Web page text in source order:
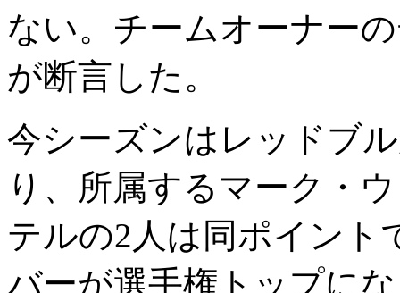
ない。チームオーナー
が断言した。
今シーズンはレッドブ
り、所属するマーク・
テルの2人は同ポイント
バーが選手権トップに